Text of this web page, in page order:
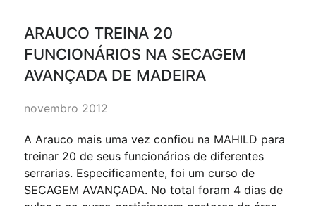
ARAUCO TREINA 20
FUNCIONÁRIOS NA SECAGEM
AVANÇADA DE MADEIRA
novembro 2012
A Arauco mais uma vez confiou na MAHILD para
treinar 20 de seus funcionários de diferentes
serrarias. Especificamente, foi um curso de
SECAGEM AVANÇADA. No total foram 4 dias de